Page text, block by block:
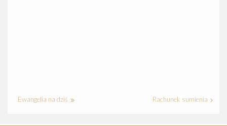
Ewangelia na dziś Rachunek sumienia